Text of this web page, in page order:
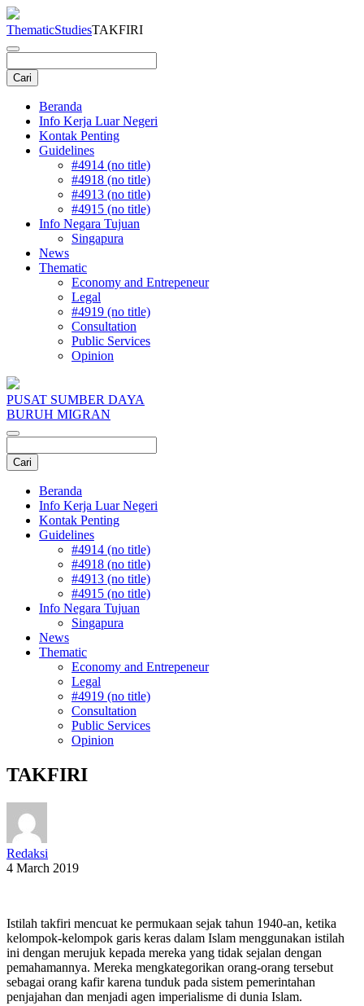
ThematicStudiesTAKFIRI
Beranda
Info Kerja Luar Negeri
Kontak Penting
Guidelines
#4914 (no title)
#4918 (no title)
#4913 (no title)
#4915 (no title)
Info Negara Tujuan
Singapura
News
Thematic
Economy and Entrepeneur
Legal
#4919 (no title)
Consultation
Public Services
Opinion
PUSAT SUMBER DAYA
BURUH MIGRAN
Beranda
Info Kerja Luar Negeri
Kontak Penting
Guidelines
#4914 (no title)
#4918 (no title)
#4913 (no title)
#4915 (no title)
Info Negara Tujuan
Singapura
News
Thematic
Economy and Entrepeneur
Legal
#4919 (no title)
Consultation
Public Services
Opinion
TAKFIRI
Redaksi
4 March 2019
Istilah takfiri mencuat ke permukaan sejak tahun 1940-an, ketika
kelompok-kelompok garis keras dalam Islam menggunakan istilah
ini dengan merujuk kepada mereka yang tidak sejalan dengan
pemahamannya. Mereka mengkategorikan orang-orang tersebut
sebagai orang kafir karena tunduk pada sistem pemerintahan
penjajahan dan menjadi agen imperialisme di dunia Islam.